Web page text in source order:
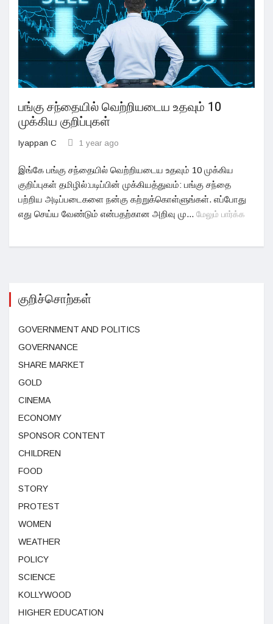
பங்கு சந்தையில் வெற்றியடைய உதவும் 10
முக்கிய குறிப்புகள்
Iyappan C 1 year ago
இங்கே பங்கு சந்தையில் வெற்றியடைய உதவும் 10 முக்கிய
குறிப்புகள் தமிழில்:படிப்பின் முக்கியத்துவம்: பங்கு சந்தை
பற்றிய அடிப்படைகளை நன்கு கற்றுக்கொள்ளுங்கள். எப்போது
எது செய்ய வேண்டும் என்பதற்கான அறிவு மு... மேலும் பார்க்க
குறிச்சொற்கள்
GOVERNMENT AND POLITICS
GOVERNANCE
SHARE MARKET
GOLD
CINEMA
ECONOMY
SPONSOR CONTENT
CHILDREN
FOOD
STORY
PROTEST
WOMEN
WEATHER
POLICY
SCIENCE
KOLLYWOOD
HIGHER EDUCATION